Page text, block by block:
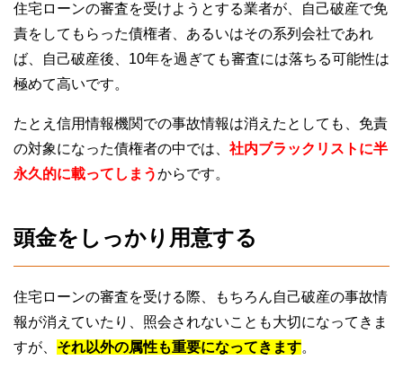
住宅ローンの審査を受けようとする業者が、自己破産で免
責をしてもらった債権者、あるいはその系列会社であれ
ば、自己破産後、10年を過ぎても審査には落ちる可能性は
極めて高いです。
たとえ信用情報機関での事故情報は消えたとしても、免責
の対象になった債権者の中では、 社内ブラックリストに半
永久的に載ってしまうからです。
頭金をしっかり用意する
住宅ローンの審査を受ける際、もちろん自己破産の事故情
報が消えていたり、照会されないことも大切になってきま
すが、 それ以外の属性も重要になってきます。